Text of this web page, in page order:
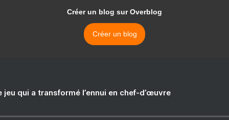
Créer un blog sur Overblog
Créer un blog
jeu qui a transformé l’ennui en chef-d’œuvre